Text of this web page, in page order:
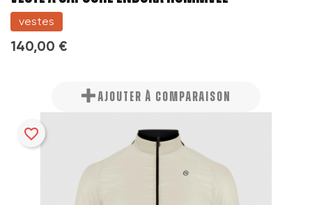
vestes
140,00 €
AJOUTER À COMPARAISON
favorite_border